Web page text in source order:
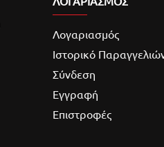
Λογαριασμός
Ιστορικό
Σύνδεση
Εγγραφή
Επιστροφές